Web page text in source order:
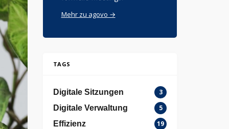
Mehr zu agovo →
TAGS
Digitale Sitzungen
3
Digitale Verwaltung
5
Effizienz
19